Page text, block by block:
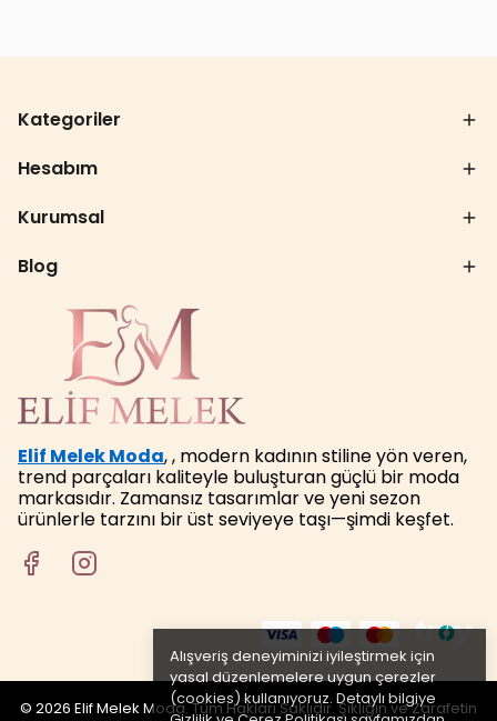
Alışveriş deneyiminizi iyileştirmek için
yasal düzenlemelere uygun çerezler
(cookies) kullanıyoruz. Detaylı bilgiye
Kategoriler
Hesabım
Kurumsal
Blog
Elif Melek Moda, , modern kadının stiline yön veren,
trend parçaları kaliteyle buluşturan güçlü bir moda
markasıdır. Zamansız tasarımlar ve yeni sezon
ürünlerle tarzını bir üst seviyeye taşı—şimdi keşfet.
© 2026 Elif Melek Moda. Tüm Hakları Saklıdır. Şıklığın ve Zarafetin